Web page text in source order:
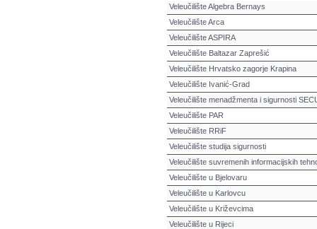
Veleučilište Algebra Bernays
Veleučilište Arca
Veleučilište ASPIRA
Veleučilište Baltazar Zaprešić
Veleučilište Hrvatsko zagorje Krapina
Veleučilište Ivanić-Grad
Veleučilište menadžmenta i sigurnosti
Veleučilište PAR
Veleučilište RRiF
Veleučilište studija sigurnosti
Veleučilište suvremenih informacijskih
Veleučilište u Bjelovaru
Veleučilište u Karlovcu
Veleučilište u Križevcima
Veleučilište u Rijeci